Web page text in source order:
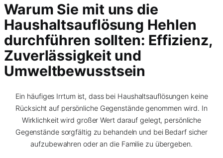
Warum Sie mit uns die
Haushaltsauflösung Hehlen
durchführen sollten: Effizienz,
Zuverlässigkeit und
Umweltbewusstsein
Ein häufiges Irrtum ist, dass bei Haushaltsauflösungen keine
Rücksicht auf persönliche Gegenstände genommen wird. In
Wirklichkeit wird großer Wert darauf gelegt, persönliche
Gegenstände sorgfältig zu behandeln und bei Bedarf sicher
aufzubewahren oder an die Familie zu übergeben.